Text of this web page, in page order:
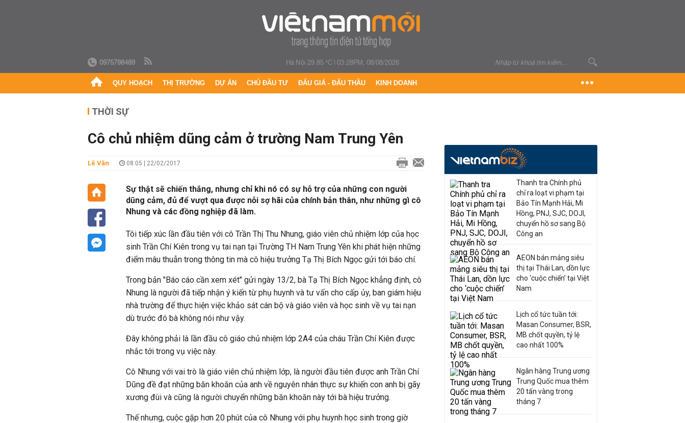
0975798489 Hà Nội 29.85 °C|03:28PM, 08/08/2026
QUY HOẠCH THỊ TRƯỜNG DỰ ÁN CHỦ ĐẦU TƯ ĐẤU GIÁ - ĐẤU THẦU KINH DOANH
THỜI SỰ
Cô chủ nhiệm dũng cảm ở trường Nam Trung Yên
Lê Văn 08:05 | 22/02/2017
Sự thật sẽ chiến thắng, nhưng chỉ khi nó có sự hỗ trợ của những con người
dũng cảm, đủ để vượt qua được nỗi sợ hãi của chính bản thân, như những gì cô
Nhung và các đồng nghiệp đã làm.
Tôi tiếp xúc lần đầu tiên với cô Trần Thị Thu Nhung, giáo viên chủ nhiệm lớp của học
sinh Trần Chí Kiên trong vụ tai nạn tại Trường TH Nam Trung Yên khi phát hiện những
điểm mâu thuẫn trong thông tin mà cô hiệu trưởng Tạ Thị Bích Ngọc gửi tới báo chí.
Trong bản "Báo cáo cần xem xét" gửi ngày 13/2, bà Tạ Thị Bích Ngọc khẳng định, cô
Nhung là người đã tiếp nhận ý kiến từ phụ huynh và tư vấn cho cấp ủy, ban giám hiệu
nhà trường để thực hiện việc khảo sát cán bộ và giáo viên và học sinh về vụ tai nạn
dù trước đó bà không nói như vậy.
Đây không phải là lần đầu cô giáo chủ nhiệm lớp 2A4 của cháu Trần Chí Kiên được
nhắc tới trong vụ việc này.
Cô Nhung với vai trò là giáo viên chủ nhiệm lớp, là người đầu tiên được anh Trần Chí
Dũng đề đạt những băn khoăn của anh về nguyên nhân thực sự khiến con anh bị gãy
xương đùi và cũng là người chuyển những băn khoăn này tới bà hiệu trưởng.
Thế nhưng, cuộc gặp hơn 20 phút của cô Nhung với phụ huynh học sinh trong giờ
Thanh tra Chính phủ
chỉ ra loạt vi phạm tại
Bảo Tín Mạnh Hải, Mi
Hồng, PNJ, SJC, DOJI,
chuyển hồ sơ sang Bộ
Công an
AEON bán mảng siêu
thị tại Thái Lan, dồn lực
cho ‘cuộc chiến’ tại Việt
Nam
Lịch cổ tức tuần tới:
Masan Consumer, BSR,
MB chốt quyền, tỷ lệ
cao nhất 100%
Ngân hàng Trung ương
Trung Quốc mua thêm
20 tấn vàng trong
tháng 7